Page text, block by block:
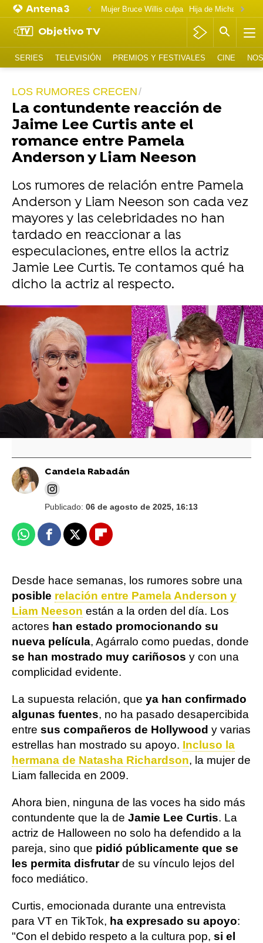
Mujer Bruce Willis culpa
Objetivo TV
SERIES TELEVISIÓN PREMIOS Y FESTIVALES CINE
LOS RUMORES CRECEN
La contundente reacción de
Jaime Lee Curtis ante el
romance entre Pamela
Anderson y Liam Neeson
Los rumores de relación entre Pamela
Anderson y Liam Neeson son cada vez
mayores y las celebridades no han
tardado en reaccionar a las
especulaciones, entre ellos la actriz
Jamie Lee Curtis. Te contamos qué ha
dicho la actriz al respecto.
Vídeo: Reuters | Foto: Cordon Press/ Reuters
Liam Neeson cuenta cómo fue rodar una
escena de sexo junto a Pamela Anderson
con un coordinador de intimidad por
primera vez
Candela Rabadán
Publicado: 06 de agosto de 2025, 16:13
WhatsappFacebook
X Flipboard
Desde hace semanas, los rumores sobre una
posible relación entre Pamela Anderson y
Liam Neeson están a la orden del día. Los
actores han estado promocionando su
nueva película, Agárralo como puedas, donde
se han mostrado muy cariñosos y con una
complicidad evidente.
La supuesta relación, que ya han confirmado
algunas fuentes, no ha pasado desapercibida
entre sus compañeros de Hollywood y varias
estrellas han mostrado su apoyo. Incluso la
hermana de Natasha Richardson, la mujer de
Liam fallecida en 2009.
Ahora bien, ninguna de las voces ha sido más
contundente que la de Jamie Lee Curtis. La
actriz de Halloween no solo ha defendido a la
pareja, sino que pidió públicamente que se
les permita disfrutarde su vínculo lejos del
foco mediático.
Curtis, emocionada durante una entrevista
para VT en TikTok, ha expresado su apoyo:
"Con el debido respeto a la cultura pop, si el